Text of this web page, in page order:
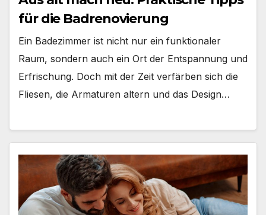
für die Badrenovierung
Ein Badezimmer ist nicht nur ein funktionaler
Raum, sondern auch ein Ort der Entspannung und
Erfrischung. Doch mit der Zeit verfärben sich die
Fliesen, die Armaturen altern und das Design…